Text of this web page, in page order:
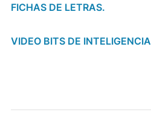
FICHAS DE LETRAS.
VIDEO BITS DE INTELIGENCIA